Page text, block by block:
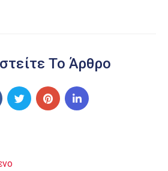
Το Άρθρο